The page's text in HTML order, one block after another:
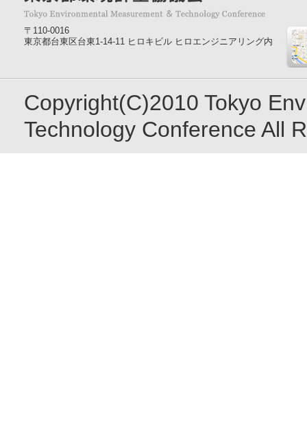
〒110-0016
東京都台東区台東1-14-11 ヒロキビル ヒロエンジニアリング内
Copyright(C)2010 Tokyo
Technology Conference All